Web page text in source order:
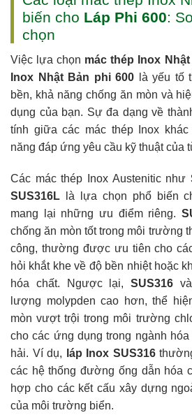
biến cho Láp Phi 600:
chọn
Việc lựa chọn mác thép Inox Nhật
Inox Nhật Bản phi 600 là yếu tố
bền, khả năng chống ăn mòn và
dụng của bạn. Sự đa dạng về
tính giữa các mác thép Inox
năng đáp ứng yêu cầu kỹ thuật của
Các mác thép Inox Austenitic như
SUS316L là lựa chọn phổ biến
mang lại những ưu điểm riêng.
chống ăn mòn tốt trong môi trường
công, thường được ưu tiên cho
hỏi khắt khe về độ bền nhiệt hoặc
hóa chất. Ngược lại, SUS316 và
lượng molypden cao hơn, thể
mòn vượt trội trong môi trường
cho các ứng dụng trong ngành
hải. Ví dụ,
láp Inox SUS316
các hệ thống đường ống dẫn hóa
hợp cho các kết cấu xây dựng
của môi trường biển.